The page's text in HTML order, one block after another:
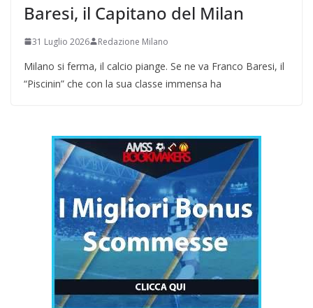
Baresi, il Capitano del Milan
31 Luglio 2026 Redazione Milano
Milano si ferma, il calcio piange. Se ne va Franco Baresi, il
“Piscinin” che con la sua classe immensa ha